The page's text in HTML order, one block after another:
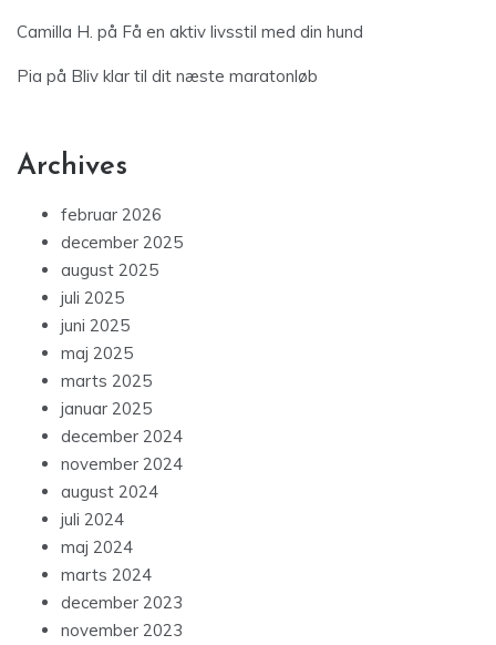
Camilla H. på Få en aktiv livsstil med din hund
Pia på Bliv klar til dit næste maratonløb
Archives
februar 2026
december 2025
august 2025
juli 2025
juni 2025
maj 2025
marts 2025
januar 2025
december 2024
november 2024
august 2024
juli 2024
maj 2024
marts 2024
december 2023
november 2023